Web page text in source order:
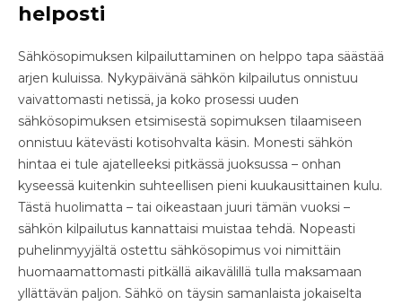
helposti
Sähkösopimuksen kilpailuttaminen on helppo tapa säästää
arjen kuluissa. Nykypäivänä sähkön kilpailutus onnistuu
vaivattomasti netissä, ja koko prosessi uuden
sähkösopimuksen etsimisestä sopimuksen tilaamiseen
onnistuu kätevästi kotisohvalta käsin. Monesti sähkön
hintaa ei tule ajatelleeksi pitkässä juoksussa – onhan
kyseessä kuitenkin suhteellisen pieni kuukausittainen kulu.
Tästä huolimatta – tai oikeastaan juuri tämän vuoksi –
sähkön kilpailutus kannattaisi muistaa tehdä. Nopeasti
puhelinmyyjältä ostettu sähkösopimus voi nimittäin
huomaamattomasti pitkällä aikavälillä tulla maksamaan
yllättävän paljon. Sähkö on täysin samanlaista jokaiselta